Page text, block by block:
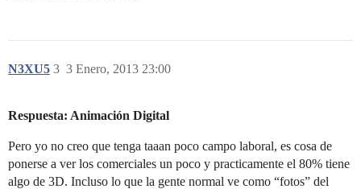
N3XU5 3 Enero, 2013 23:00
3
Respuesta: Animación Digital
Pero yo no creo que tenga taaan poco campo laboral, es cosa de
ponerse a ver los comerciales un poco y practicamente el 80% tiene
algo de 3D. Incluso lo que la gente normal ve como “fotos” del